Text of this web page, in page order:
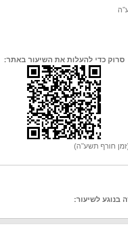
סרוק כדי להעלות את השיעור באתר:
חורף תשע"ה)
לשיעור: